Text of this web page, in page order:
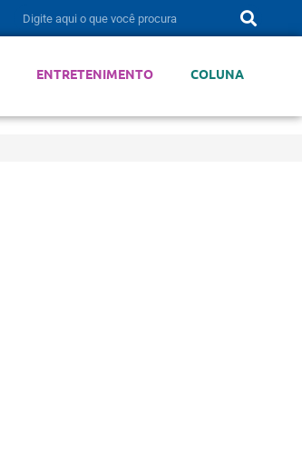
ENTRETENIMENTO COLUNA